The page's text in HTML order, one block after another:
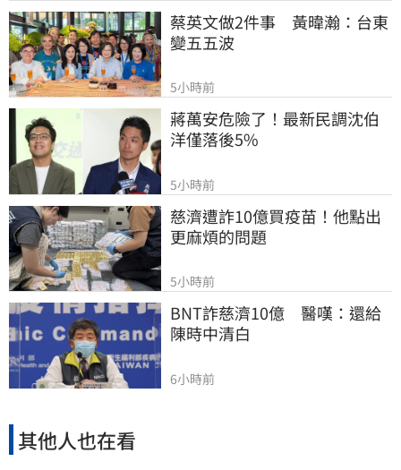
蔡英文做2件事　黃暐瀚：台東
變五五波
5小時前
蔣萬安危險了！最新民調沈伯
洋僅落後5%
5小時前
慈濟遭詐10億買疫苗！他點出
更麻煩的問題
5小時前
BNT詐慈濟10億　醫嘆：還給
陳時中清白
6小時前
其他人也在看